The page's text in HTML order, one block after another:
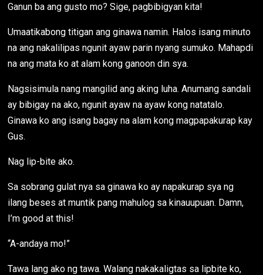
Ganun ba ang gusto mo? Sige, pagbibigyan kita!
Umaatikabong titigan ang ginawa namin. Halos isang minuto
na ang nakalilipas ngunit ayaw parin nyang sumuko. Mahapdi
na ang mata ko at alam kong ganoon din sya.
Nagsisimula nang mangilid ang aking luha. Anumang sandali
ay bibigay na ako, ngunit ayaw na ayaw kong natatalo.
Ginawa ko ang isang bagay na alam kong magpapakurap kay
Gus.
Nag lip-bite ako.
Sa sobrang gulat nya sa ginawa ko ay napakurap sya ng
ilang beses at muntik pang mahulog sa kinauupuan. Damn,
I’m good at this!
“A-andaya mo!”
Tawa lang ako ng tawa. Walang nakakaligtas sa lipbite ko,